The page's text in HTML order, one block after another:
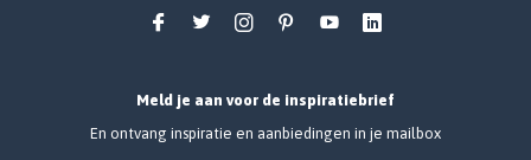
Meld je aan voor de inspiratiebrief
En ontvang inspiratie en aanbiedingen in je mailbox